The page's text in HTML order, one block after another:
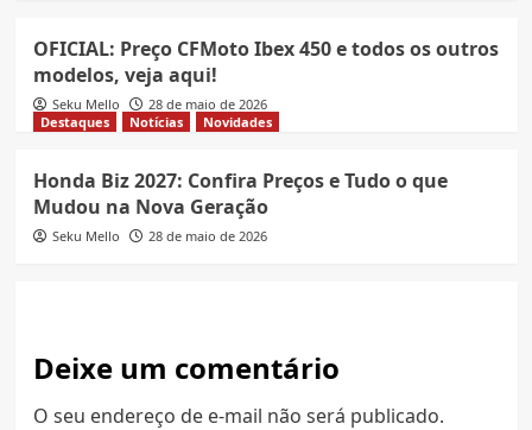
OFICIAL: Preço CFMoto Ibex 450 e todos os outros
modelos, veja aqui!
Seku Mello
28 de maio de 2026
Destaques
Notícias Novidades
Honda Biz 2027: Confira Preços e Tudo o que
Mudou na Nova Geração
Seku Mello 28 de maio de 2026
Deixe um comentário
O seu endereço de e-mail não será publicado.